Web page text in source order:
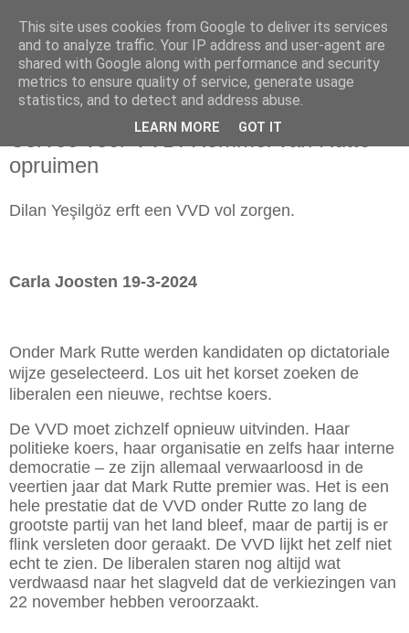
dinsdag 19 maart 2024
Corvee voor VVD: Rommel van Rutte
opruimen
Dilan Yeşilgöz erft een VVD vol zorgen.
Carla Joosten 19-3-2024
Onder Mark Rutte werden kandidaten op dictatoriale
wijze geselecteerd. Los uit het korset zoeken de
liberalen een nieuwe, rechtse koers.
De VVD moet zichzelf opnieuw uitvinden. Haar
politieke koers, haar organisatie en zelfs haar interne
democratie – ze zijn allemaal verwaarloosd in de
veertien jaar dat Mark Rutte premier was. Het is een
hele prestatie dat de VVD onder Rutte zo lang de
grootste partij van het land bleef, maar de partij is er
flink versleten door geraakt. De VVD lijkt het zelf niet
echt te zien. De liberalen staren nog altijd wat
verdwaasd naar het slagveld dat de verkiezingen van
22 november hebben veroorzaakt.
This site uses cookies from Google to deliver its services
and to analyze traffic. Your IP address and user-agent are
shared with Google along with performance and security
metrics to ensure quality of service, generate usage
statistics, and to detect and address abuse.
LEARN MORE GOT IT